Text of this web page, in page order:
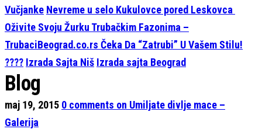
Vučjanke Nevreme u selo Kukulovce pored Leskovca
Oživite Svoju Žurku Trubačkim Fazonima –
TrubaciBeograd.co.rs Čeka Da “Zatrubi” U Vašem Stilu!
???? Izrada Sajta Niš Izrada sajta Beograd
Blog
maj 19, 2015 0 comments on Umiljate divlje mace –
Galerija